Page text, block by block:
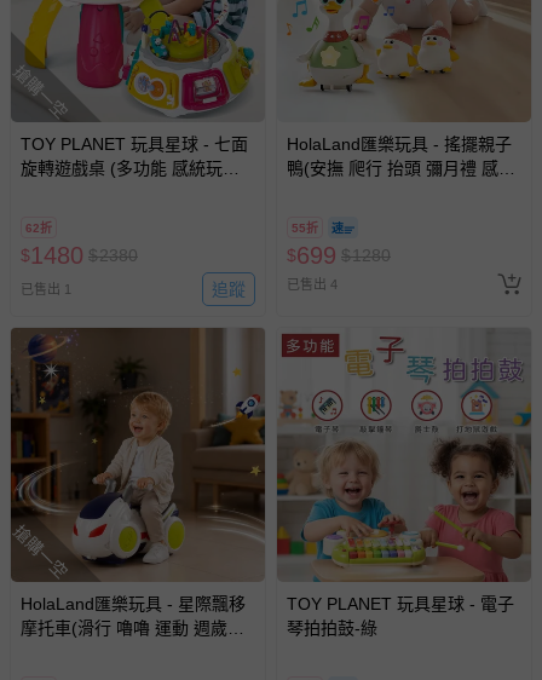
搶購一空
TOY PLANET 玩具星球 - 七面
旋轉遊戲桌 (多功能 感統玩具
62折
$1480 $2380
已售出 1 追蹤
HolaLand匯樂玩具 - 搖擺親子
鴨(安撫 爬行 抬頭 彌月禮 感統
55折
$699 $1280
已售出 4
搶購一空
HolaLand匯樂玩具 - 星際飄移
摩托車(滑行 嚕嚕 運動 週歲禮
TOY PLANET 玩具星球 - 電子
琴拍拍鼓-綠